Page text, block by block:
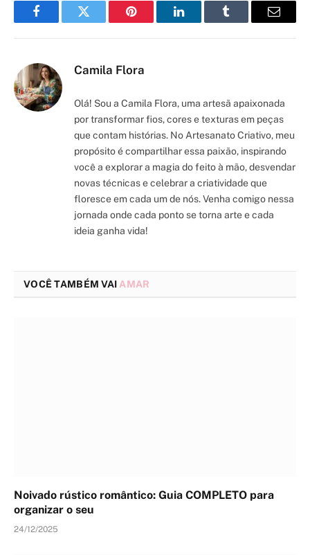
FacebookTwitter Pinterest LinkedInTumblr Email
Camila Flora
Olá! Sou a Camila Flora, uma artesã apaixonada
por transformar fios, cores e texturas em peças
que contam histórias. No Artesanato Criativo, meu
propósito é compartilhar essa paixão, inspirando
você a explorar a magia do feito à mão, desvendar
novas técnicas e celebrar a criatividade que
floresce em cada um de nós. Venha comigo nessa
jornada onde cada ponto se torna arte e cada
ideia ganha vida!
VOCÊ TAMBÉM VAI AMAR
Noivado rústico romântico: Guia COMPLETO para
organizar o seu
24/12/2025